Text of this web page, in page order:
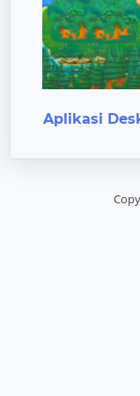
Aplikasi
Previous